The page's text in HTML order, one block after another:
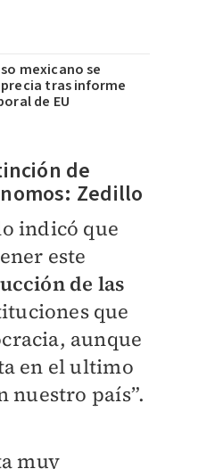
mexicano se
tras informe
de EU
de
Zedillo
indicó que
este
de las
que
aunque
en el ultimo
nuestro país”.
muy